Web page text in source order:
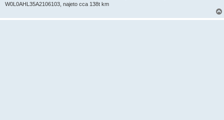
W0L0AHL35A2106103, najeto cca 138t km